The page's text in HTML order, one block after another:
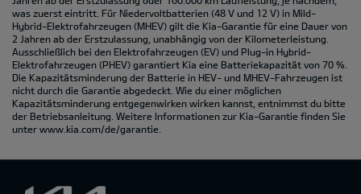
was zuerst eintritt. Für Niedervoltbatterien (48 V und 12 V) in Mild-
Hybrid-Elektrofahrzeugen (MHEV) gilt die Kia-Garantie für eine Dauer von
2 Jahren ab der Erstzulassung, unabhängig von der Kilometerleistung.
Ausschließlich bei den Elektrofahrzeugen (EV) und Plug-in Hybrid-
Elektrofahrzeugen (PHEV) garantiert Kia eine Batteriekapazität von 70 %.
Die Kapazitätsminderung der Batterie in HEV- und MHEV-Fahrzeugen ist
nicht durch die Garantie abgedeckt. Wie du einer möglichen
Kapazitätsminderung entgegenwirken wirken kannst, entnimmst du bitte
der Betriebsanleitung. Weitere Informationen zur Kia-Garantie finden Sie
unter www.kia.com/de/garantie.